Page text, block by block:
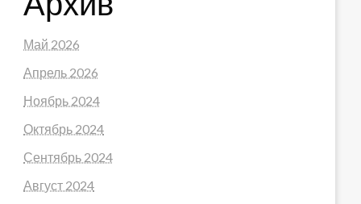
Май 2026
Апрель 2026
Ноябрь 2024
Октябрь 2024
Сентябрь 2024
Август 2024